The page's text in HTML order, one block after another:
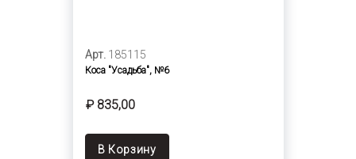
Арт. 185115
Коса "Усадьба", №6
₽ 835,00
В Корзину